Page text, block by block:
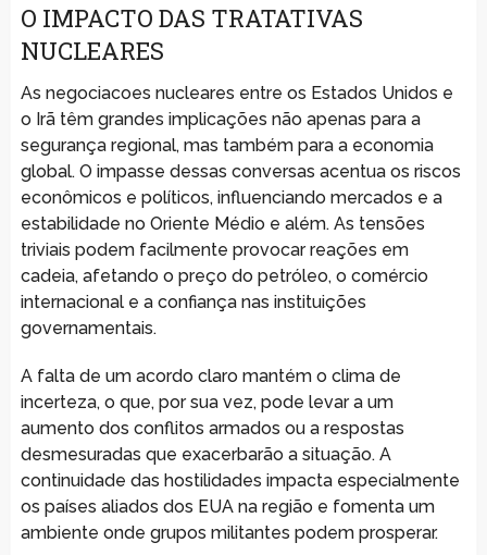
O IMPACTO DAS TRATATIVAS
NUCLEARES
As negociacoes nucleares entre os Estados Unidos e
o Irã têm grandes implicações não apenas para a
segurança regional, mas também para a economia
global. O impasse dessas conversas acentua os riscos
econômicos e políticos, influenciando mercados e a
estabilidade no Oriente Médio e além. As tensões
triviais podem facilmente provocar reações em
cadeia, afetando o preço do petróleo, o comércio
internacional e a confiança nas instituições
governamentais.
A falta de um acordo claro mantém o clima de
incerteza, o que, por sua vez, pode levar a um
aumento dos conflitos armados ou a respostas
desmesuradas que exacerbarão a situação. A
continuidade das hostilidades impacta especialmente
os países aliados dos EUA na região e fomenta um
ambiente onde grupos militantes podem prosperar.